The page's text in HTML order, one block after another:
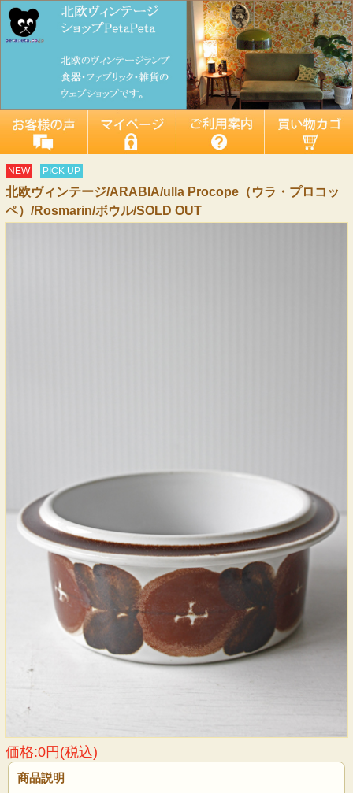
NEW PICK UP
北欧ヴィンテージ/ARABIA/ulla Procope（ウラ・プロコッ
ペ）/Rosmarin/ボウル/SOLD OUT
価格:0円(税込)
商品説明